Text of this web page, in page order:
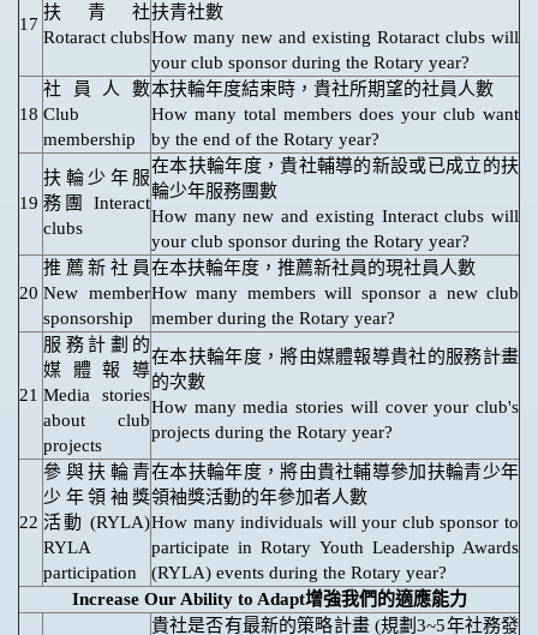
17
扶青社
Rotaract clubs
扶青社數
How many new and existing Rotaract clubs will
your club sponsor during the Rotary year?
18
社員人數
Club
membership
本扶輪年度結束時，貴社所期望的社員人數
How many total members does your club want
by the end of the Rotary year?
19
扶輪少年服
務團 Interact
clubs
在本扶輪年度，貴社輔導的新設或已成立的扶
輪少年服務團數
How many new and existing Interact clubs will
your club sponsor during the Rotary year?
20
推薦新社員
New member
sponsorship
在本扶輪年度，推薦新社員的現社員人數
How many members will sponsor a new club
member during the Rotary year?
21
服務計劃的
媒體報導
Media stories
about club
projects
在本扶輪年度，將由媒體報導貴社的服務計畫
的次數
How many media stories will cover your club's
projects during the Rotary year?
22
參與扶輪青
少年領袖獎
活動 (RYLA)
RYLA
participation
在本扶輪年度，將由貴社輔導參加扶輪青少年
領袖獎活動的年參加者人數
How many individuals will your club sponsor to
participate in Rotary Youth Leadership Awards
(RYLA) events during the Rotary year?
Increase Our Ability to Adapt增強我們的適應能力
貴社是否有最新的策略計畫 (規劃3~5年社務發